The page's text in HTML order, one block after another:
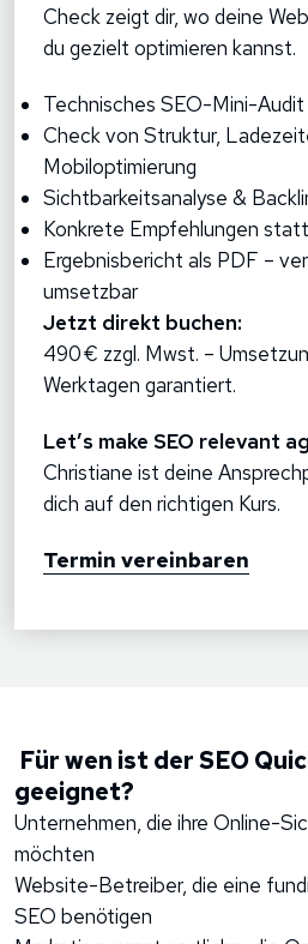
Check zeigt dir, wo deine
du gezielt optimieren kannst.
Technisches SEO-Mini-Audit
Check von Struktur,
Mobiloptimierung
Sichtbarkeitsanalyse &
Konkrete Empfehlungen
Ergebnisbericht als PDF –
umsetzbar
Jetzt direkt buchen:
490 € zzgl. Mwst. –
Werktagen garantiert.
Let’s make SEO relevant
Christiane ist deine
dich auf den richtigen Kurs.
Termin vereinbaren
Für wen ist der SEO
geeignet?
Unternehmen, die ihre Online-
möchten
Website-Betreiber, die eine
SEO benötigen